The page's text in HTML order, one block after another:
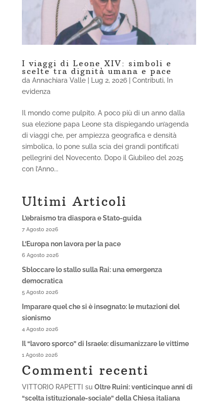
I viaggi di Leone XIV: simboli e
scelte tra dignità umana e pace
da Annachiara Valle| Lug 2, 2026| Contributi,
In
evidenza
Il mondo come pulpito. A poco più di un anno dalla
sua elezione papa Leone sta dispiegando un’agenda
di viaggi che, per ampiezza geografica e densità
simbolica, lo pone sulla scia dei grandi pontificati
pellegrini del Novecento. Dopo il Giubileo del 2025
con l’Anno...
Ultimi Articoli
L’ebraismo tra diaspora e Stato-guida
7 Agosto 2026
L’Europa non lavora per la pace
6 Agosto 2026
Sbloccare lo stallo sulla Rai: una emergenza
democratica
5 Agosto 2026
Imparare quel che si è insegnato: le mutazioni del
sionismo
4 Agosto 2026
Il “lavoro sporco” di Israele: disumanizzare le vittime
1 Agosto 2026
Commenti recenti
VITTORIO RAPETTI su Oltre Ruini: venticinque anni di
“scelta istituzionale-sociale” della Chiesa italiana